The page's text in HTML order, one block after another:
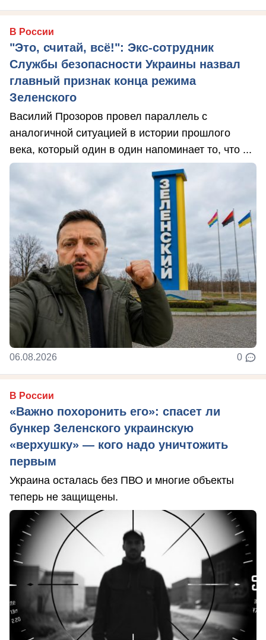
В России
"Это, считай, всё!": Экс-сотрудник
Службы безопасности Украины назвал
главный признак конца режима
Зеленского
Василий Прозоров провел параллель с
аналогичной ситуацией в истории прошлого
века, который один в один напоминает то, что ...
06.08.2026 0
В России
«Важно похоронить его»: спасет ли
бункер Зеленского украинскую
«верхушку» — кого надо уничтожить
первым
Украина осталась без ПВО и многие объекты
теперь не защищены.